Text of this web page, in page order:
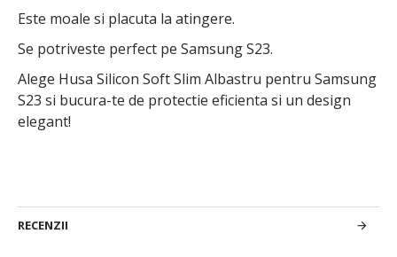
Este moale si placuta la atingere.
Se potriveste perfect pe Samsung S23.
Alege Husa Silicon Soft Slim Albastru pentru Samsung
S23 si bucura-te de protectie eficienta si un design
elegant!
RECENZII